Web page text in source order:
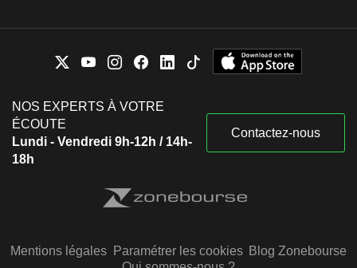
NOS EXPERTS À VOTRE
ÉCOUTE
Lundi - Vendredi 9h-12h / 14h-
18h
Contactez-nous
Mentions légales Paramétrer les cookies Blog Zonebourse